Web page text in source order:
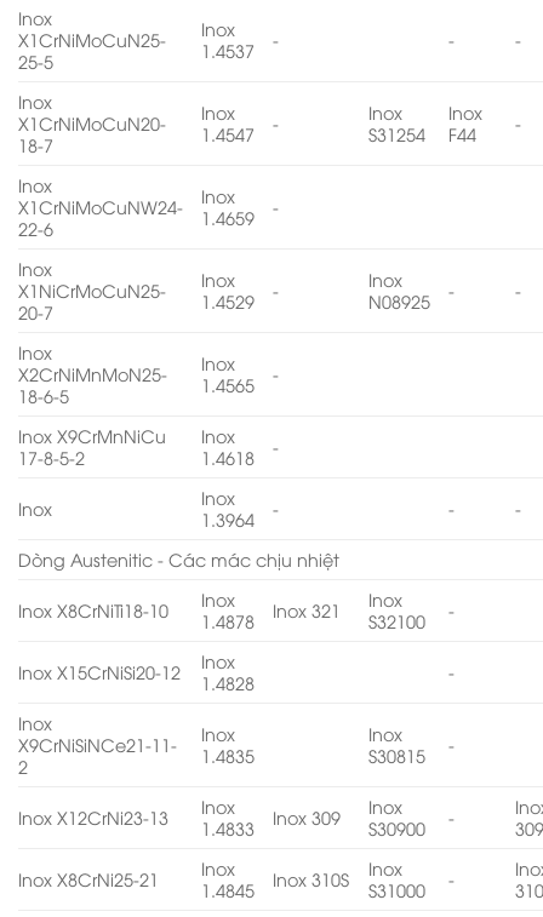
Inox
X1CrNiMoCuN25-
25-5
Inox
1.4537
- - -
Inox
X1CrNiMoCuN20-
18-7
Inox
1.4547
-
Inox
S31254
Inox
F44
-
Inox
X1CrNiMoCuNW24-
22-6
Inox
1.4659
-
Inox
X1NiCrMoCuN25-
20-7
Inox
1.4529
-
Inox
N08925
- -
Inox
X2CrNiMnMoN25-
18-6-5
Inox
1.4565
-
Inox X9CrMnNiCu
17-8-5-2
Inox
1.4618
-
Inox
Inox
1.3964
- - -
Dòng Austenitic - Các mác chịu nhiệt
Inox X8CrNiTi18-10
Inox
1.4878
Inox 321
Inox
S32100
-
Inox X15CrNiSi20-12
Inox
1.4828
-
Inox
X9CrNiSiNCe21-11-
2
Inox
1.4835
Inox
S30815
-
Inox X12CrNi23-13
Inox
1.4833
Inox 309
Inox
S30900
-
Inox X8CrNi25-21
Inox
1.4845
Inox 310S
Inox
S31000
-